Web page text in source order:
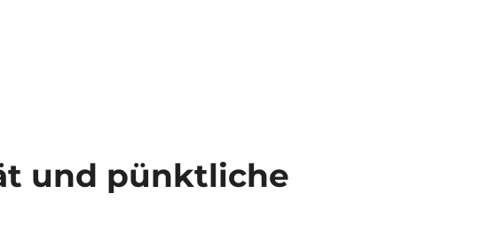
und pünktliche